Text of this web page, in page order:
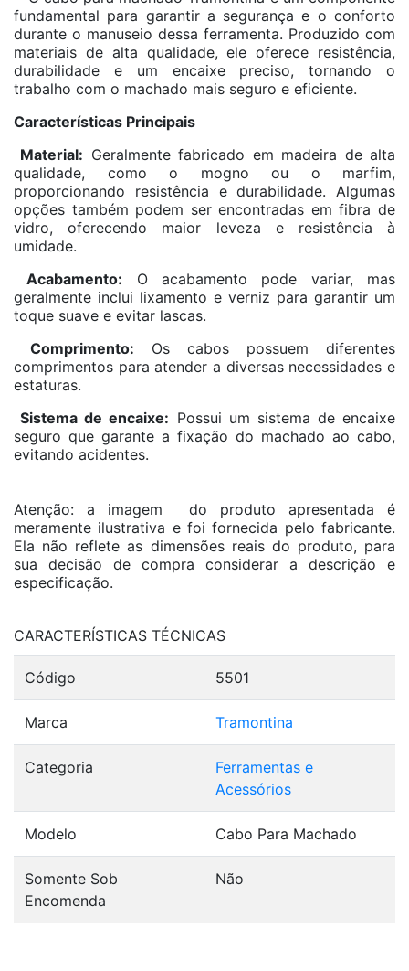
fundamental para garantir a segurança e o conforto
durante o manuseio dessa ferramenta. Produzido com
materiais de alta qualidade, ele oferece resistência,
durabilidade e um encaixe preciso, tornando o
trabalho com o machado mais seguro e eficiente.
Características Principais
Material: Geralmente fabricado em madeira de alta
qualidade, como o mogno ou o marfim,
proporcionando resistência e durabilidade. Algumas
opções também podem ser encontradas em fibra de
vidro, oferecendo maior leveza e resistência à
umidade.
Acabamento: O acabamento pode variar, mas
geralmente inclui lixamento e verniz para garantir um
toque suave e evitar lascas.
Comprimento: Os cabos possuem diferentes
comprimentos para atender a diversas necessidades e
estaturas.
Sistema de encaixe: Possui um sistema de encaixe
seguro que garante a fixação do machado ao cabo,
evitando acidentes.
Atenção: a imagem do produto apresentada é
meramente ilustrativa e foi fornecida pelo fabricante.
Ela não reflete as dimensões reais do produto, para
sua decisão de compra considerar a descrição e
especificação.
CARACTERÍSTICAS TÉCNICAS
Código 5501
Marca Tramontina
Categoria
Ferramentas e
Acessórios
Modelo Cabo Para Machado
Somente Sob
Encomenda
Não